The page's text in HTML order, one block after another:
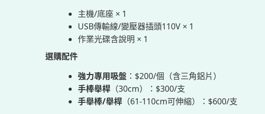
主機/底座 × 1
USB傳輸線/變壓器插頭110V × 1
作業光碟含說明 × 1
選購配件
強力專用吸盤：$200/個（含三角鋁片）
手棒舉桿（30cm）：$300/支
手舉棒/舉桿（61-110cm可伸縮）：$600/支